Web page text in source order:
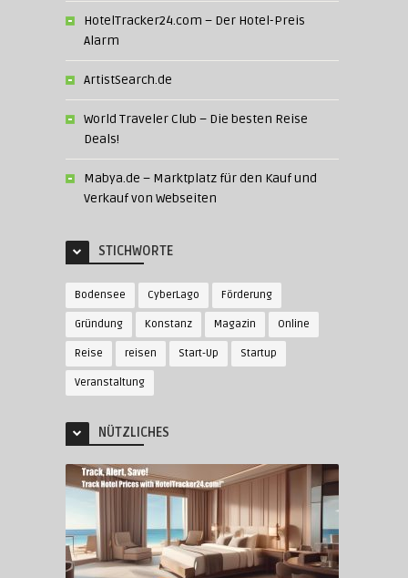
HotelTracker24.com – Der Hotel-Preis
Alarm
ArtistSearch.de
World Traveler Club – Die besten Reise
Deals!
Mabya.de – Marktplatz für den Kauf und
Verkauf von Webseiten
STICHWORTE
Bodensee CyberLago Förderung
Gründung Konstanz Magazin Online
Reise reisen Start-Up Startup
Veranstaltung
NÜTZLICHES